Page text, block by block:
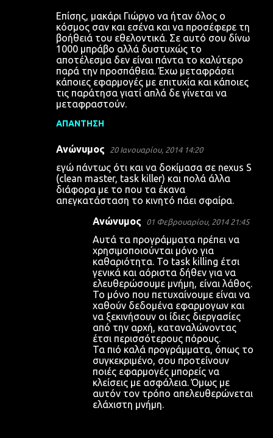
Επίσης, μακάρι Γιώργο να ήταν όλος ο
κόσμος σαν και εσένα και να προσέφερε τη
βοήθειά του εθελοντικά. Σε αυτό σου δίνω
1000 μπράβο αλλά δυστυχώς το
αποτέλεσμα δεν είναι πάντα το καλύτερο
παρά την προσπάθεια. Έχω μεταφράσει
κάποιες εφαρμογές με επιτυχία και κάποιες
τις παράτησα γιατί απλά δε γίνεται να
μεταφραστούν.
ΑΠΆΝΤΗΣΗ
Ανώνυμος 20 Ιανουαρίου, 2014 14:20
εγώ πάντως ότι και να δοκίμασα σε nexus S
(clean master, task killer) και πολά άλλα
διάφορα με το που τα έκανα
απεγκατάσταση το κινητό πάει σφαίρα.
Ανώνυμος 01 Φεβρουαρίου, 2014 21:45
Αυτά τα προγράμματα πρέπει να
χρησιμοποιούνται μόνο για
καθαριότητα. Το task killing έτσι
γενικά και αόριστα δήθεν για να
ελευθερώσουμε μνήμη, είναι λάθος.
Το μόνο που πετυχαίνουμε είναι να
χαθούν δεδομένα εφαρμογων και
να ξεκινήσουν οι ίδιες διεργασίες
από την αρχή, καταναλώνοντας
έτσι περισσότερους πόρους.
Τα πιό καλά προγράμματα, όπως το
συγκεκριμένο, σου προτείνουν
ποιές εφαρμογές μπορείς να
κλείσεις με ασφάλεια. Όμως με
αυτόν τον τρόπο απελευθερώνεται
ελάχιστη μνήμη.